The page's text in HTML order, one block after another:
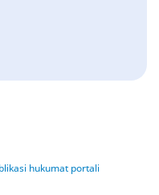
hukumat portali